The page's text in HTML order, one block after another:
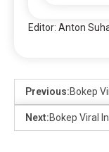
Editor: Anton
Previous:Bokep
Next:Bokep Viral